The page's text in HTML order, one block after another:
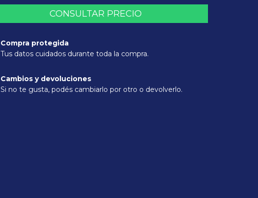
Compra protegida
Tus datos cuidados durante toda la compra.
Cambios y devoluciones
Si no te gusta, podés cambiarlo por otro o devolverlo.